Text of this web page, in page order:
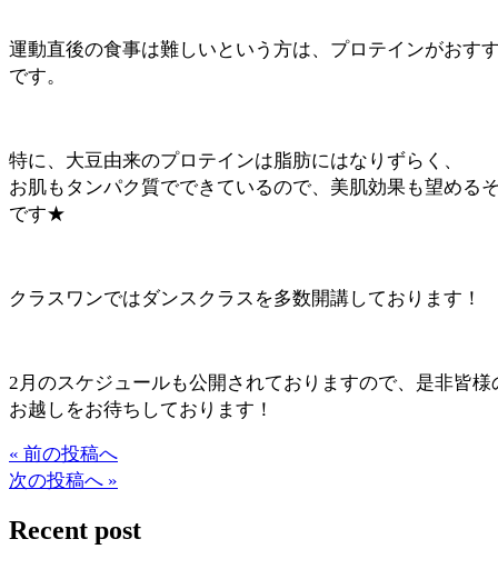
運動直後の食事は難しいという方は、プロテインがおす
です。
特に、大豆由来のプロテインは脂肪にはなりずらく、
お肌もタンパク質でできているので、美肌効果も望める
です★
クラスワンではダンスクラスを多数開講しております！
2月のスケジュールも公開されておりますので、是非皆様
お越しをお待ちしております！
« 前の投稿へ
次の投稿へ »
Recent post